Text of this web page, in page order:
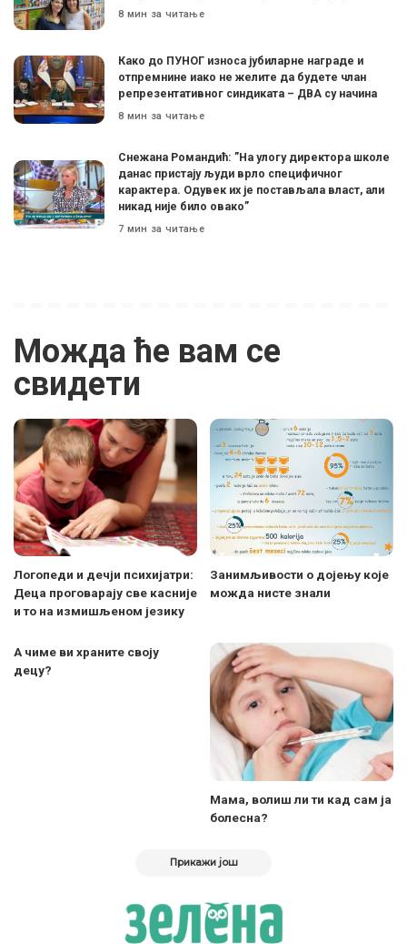
8 мин за читање
Како до ПУНОГ износа јубиларне награде и
отпремнине иако не желите да будете члан
репрезентативног синдиката – ДВА су начина
8 мин за читање
Снежана Романдић: ”На улогу директора школе
данас пристају људи врло специфичног
карактера. Одувек их је постављала власт, али
никад није било овако”
7 мин за читање
Можда ће вам се
свидети
Логопеди и дечји психијатри:
Деца проговарају све касније
и то на измишљеном језику
Занимљивости о дoјењу које
можда нисте знали
A чиме ви храните своју
децу?
Мама, волиш ли ти кад сам ја
болесна?
Прикажи још